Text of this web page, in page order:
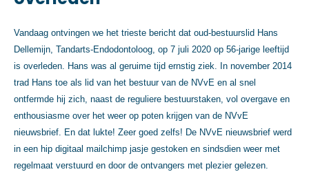
Vandaag ontvingen we het trieste bericht dat oud-bestuurslid Hans
Dellemijn, Tandarts-Endodontoloog, op 7 juli 2020 op 56-jarige leeftijd
is overleden. Hans was al geruime tijd ernstig ziek. In november 2014
trad Hans toe als lid van het bestuur van de NVvE en al snel
ontfermde hij zich, naast de reguliere bestuurstaken, vol overgave en
enthousiasme over het weer op poten krijgen van de NVvE
nieuwsbrief. En dat lukte! Zeer goed zelfs! De NVvE nieuwsbrief werd
in een hip digitaal mailchimp jasje gestoken en sindsdien weer met
regelmaat verstuurd en door de ontvangers met plezier gelezen.